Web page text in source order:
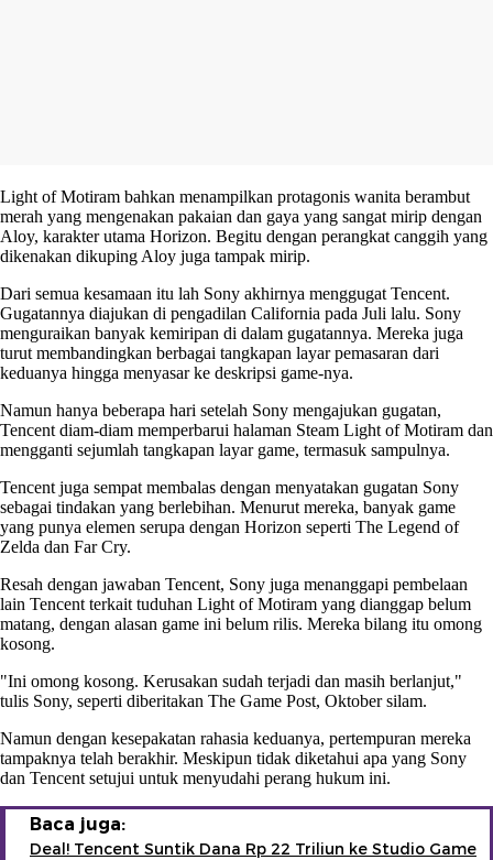
Light of Motiram bahkan menampilkan protagonis wanita berambut
merah yang mengenakan pakaian dan gaya yang sangat mirip dengan
Aloy, karakter utama Horizon. Begitu dengan perangkat canggih yang
dikenakan dikuping Aloy juga tampak mirip.
Dari semua kesamaan itu lah Sony akhirnya menggugat Tencent.
Gugatannya diajukan di pengadilan California pada Juli lalu. Sony
menguraikan banyak kemiripan di dalam gugatannya. Mereka juga
turut membandingkan berbagai tangkapan layar pemasaran dari
keduanya hingga menyasar ke deskripsi game-nya.
Namun hanya beberapa hari setelah Sony mengajukan gugatan,
Tencent diam-diam memperbarui halaman Steam Light of Motiram dan
mengganti sejumlah tangkapan layar game, termasuk sampulnya.
Tencent juga sempat membalas dengan menyatakan gugatan Sony
sebagai tindakan yang berlebihan. Menurut mereka, banyak game
yang punya elemen serupa dengan Horizon seperti The Legend of
Zelda dan Far Cry.
Resah dengan jawaban Tencent, Sony juga menanggapi pembelaan
lain Tencent terkait tuduhan Light of Motiram yang dianggap belum
matang, dengan alasan game ini belum rilis. Mereka bilang itu omong
kosong.
"Ini omong kosong. Kerusakan sudah terjadi dan masih berlanjut,"
tulis Sony, seperti diberitakan The Game Post, Oktober silam.
Namun dengan kesepakatan rahasia keduanya, pertempuran mereka
tampaknya telah berakhir. Meskipun tidak diketahui apa yang Sony
dan Tencent setujui untuk menyudahi perang hukum ini.
Baca juga:
Deal! Tencent Suntik Dana Rp 22 Triliun ke Studio Game